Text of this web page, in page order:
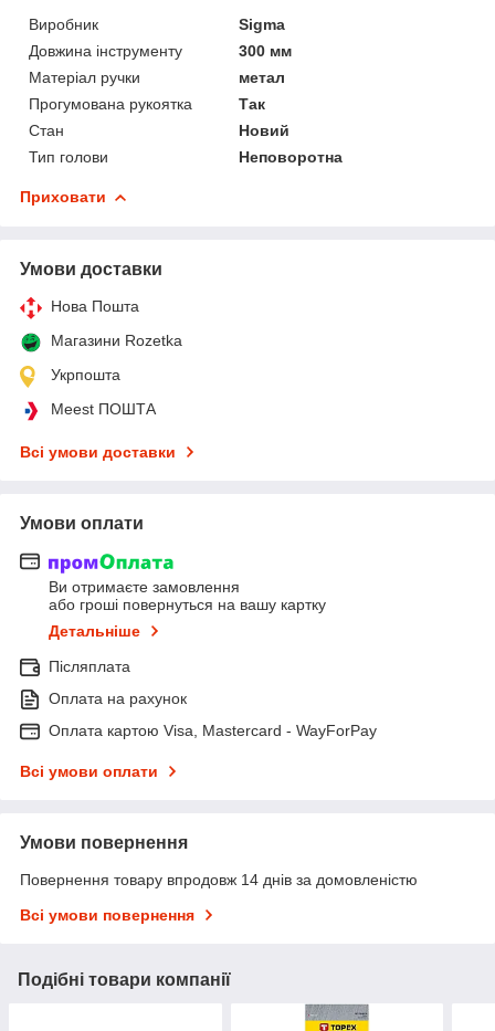
Виробник
Sigma
Довжина інструменту
300 мм
Матеріал ручки
метал
Прогумована рукоятка
Так
Стан
Новий
Тип голови
Неповоротна
Приховати
Умови доставки
Нова Пошта
Магазини Rozetka
Укрпошта
Meest ПОШТА
Всі умови доставки
Умови оплати
Ви отримаєте замовлення
або гроші повернуться на вашу картку
Детальніше
Післяплата
Оплата на рахунок
Оплата картою Visa, Mastercard - WayForPay
Всі умови оплати
Умови повернення
Повернення товару впродовж 14 днів за домовленістю
Всі умови повернення
Подібні товари компанії